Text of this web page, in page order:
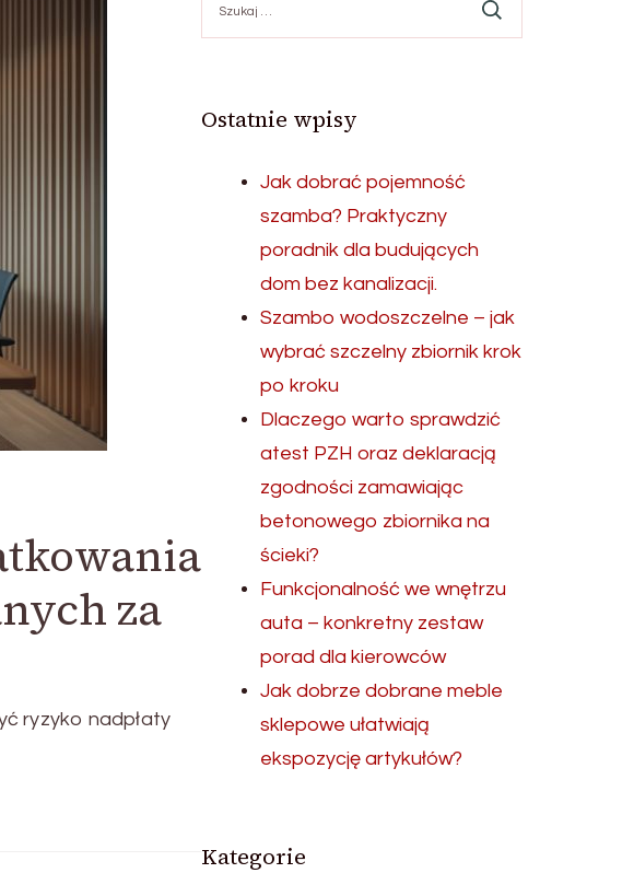
za
ryzyko nadpłaty
Ostatnie wpisy
Jak dobrać pojemność
szamba? Praktyczny
poradnik dla budujących
dom bez kanalizacji.
Szambo wodoszczelne – jak
wybrać szczelny zbiornik krok
po kroku
Dlaczego warto sprawdzić
atest PZH oraz deklaracją
zgodności zamawiając
betonowego zbiornika na
ścieki?
Funkcjonalność we wnętrzu
auta – konkretny zestaw
porad dla kierowców
Jak dobrze dobrane meble
sklepowe ułatwiają
ekspozycję artykułów?
Kategorie